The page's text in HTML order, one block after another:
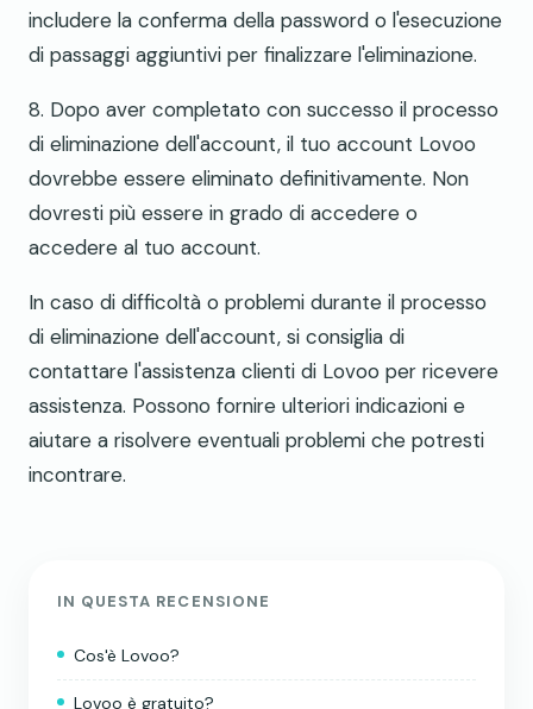
includere la conferma della password o l'esecuzione
di passaggi aggiuntivi per finalizzare l'eliminazione.
8. Dopo aver completato con successo il processo
di eliminazione dell'account, il tuo account Lovoo
dovrebbe essere eliminato definitivamente. Non
dovresti più essere in grado di accedere o
accedere al tuo account.
In caso di difficoltà o problemi durante il processo
di eliminazione dell'account, si consiglia di
contattare l'assistenza clienti di Lovoo per ricevere
assistenza. Possono fornire ulteriori indicazioni e
aiutare a risolvere eventuali problemi che potresti
incontrare.
IN QUESTA RECENSIONE
Cos'è Lovoo?
Lovoo è gratuito?